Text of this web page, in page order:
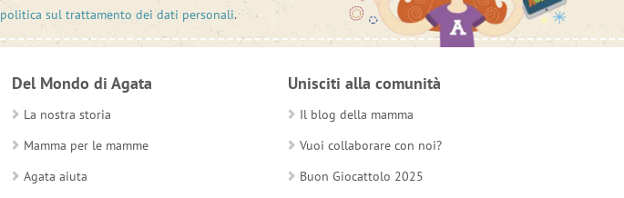
politica sul trattamento dei dati personali.
Del Mondo di Agata
La nostra storia
Mamma per le mamme
Agata aiuta
Unisciti alla comunità
Il blog della mamma
Vuoi collaborare con noi?
Buon Giocattolo 2025